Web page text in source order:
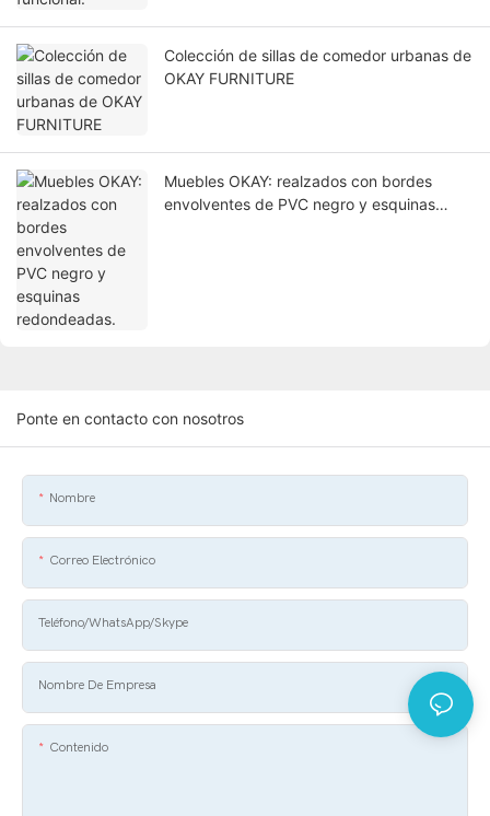
Colección de sillas de comedor urbanas de
OKAY FURNITURE
Muebles OKAY: realzados con bordes
envolventes de PVC negro y esquinas
Ponte en contacto con nosotros
Nombre
Correo Electrónico
Teléfono/WhatsApp/Skype
Nombre De Empresa
Contenido